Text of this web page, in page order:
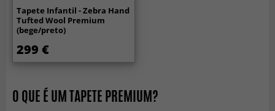
Tapete Infantil - Zebra Hand
Tufted Wool Premium
(bege/preto)
299 €
O QUE É UM TAPETE PREMIUM?